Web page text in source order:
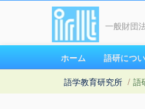
一般財団
ホーム 語研につ
語学教育研究所 / 語